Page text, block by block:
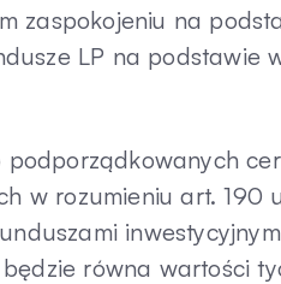
zaspokojeniu na
LP na podstawie
podporządkowanych
w rozumieniu art. 190
równa wartości